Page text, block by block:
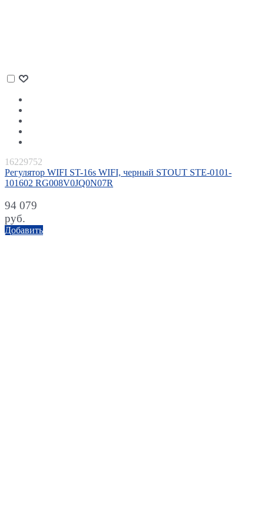
16229752
Регулятор WIFI ST-16s WIFI, черный STOUT STE-0101-
101602 RG008V0JQ0N07R
94 079
руб.
Добавить